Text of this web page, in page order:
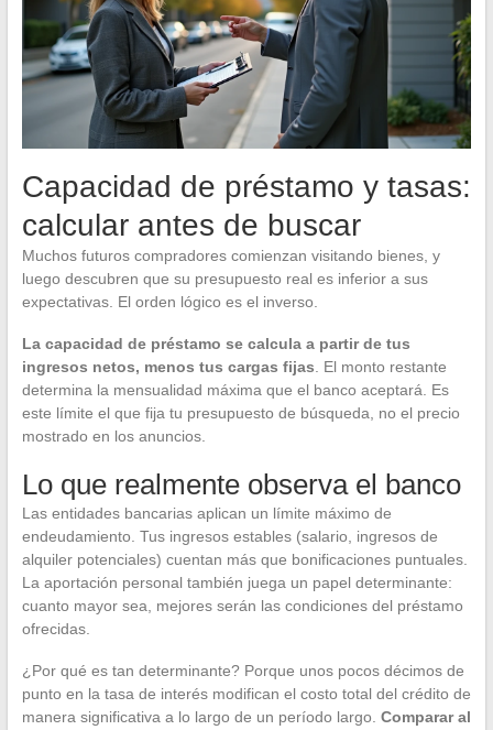
Capacidad de préstamo y tasas:
calcular antes de buscar
Muchos futuros compradores comienzan visitando bienes, y
luego descubren que su presupuesto real es inferior a sus
expectativas. El orden lógico es el inverso.
La capacidad de préstamo se calcula a partir de tus
ingresos netos, menos tus cargas fijas . El monto restante
determina la mensualidad máxima que el banco aceptará. Es
este límite el que fija tu presupuesto de búsqueda, no el precio
mostrado en los anuncios.
Lo que realmente observa el banco
Las entidades bancarias aplican un límite máximo de
endeudamiento. Tus ingresos estables (salario, ingresos de
alquiler potenciales) cuentan más que bonificaciones puntuales.
La aportación personal también juega un papel determinante:
cuanto mayor sea, mejores serán las condiciones del préstamo
ofrecidas.
¿Por qué es tan determinante? Porque unos pocos décimos de
punto en la tasa de interés modifican el costo total del crédito de
manera significativa a lo largo de un período largo. Comparar al